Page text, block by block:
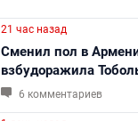
21 час назад
Сменил пол в
взбудоражила
6 комментариев